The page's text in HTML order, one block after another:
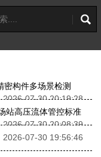
密构件多场景检测
2026-07-30 20:19:28
站高压流体管控标准
2026-07-30 20:08:39
2026-07-30 19:56:46